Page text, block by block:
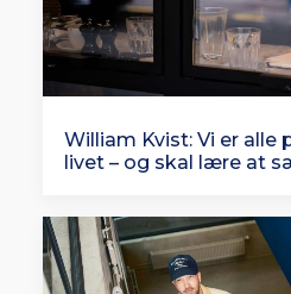
William Kvist: Vi er alle
livet – og skal lære at